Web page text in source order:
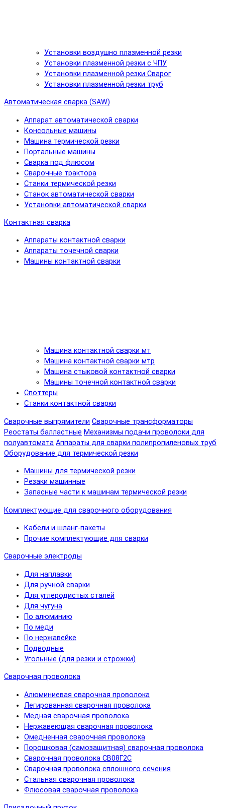
Установки воздушно плазменной резки
Установки плазменной резки с ЧПУ
Установки плазменной резки Сварог
Установки плазменной резки труб
Автоматическая сварка (SAW)
Аппарат автоматической сварки
Консольные машины
Машина термической резки
Портальные машины
Сварка под флюсом
Сварочные трактора
Станки термической резки
Станок автоматической сварки
Установки автоматической сварки
Контактная сварка
Аппараты контактной сварки
Аппараты точечной сварки
Машины контактной сварки
Машина контактной сварки мт
Машина контактной сварки мтр
Машина стыковой контактной сварки
Машины точечной контактной сварки
Споттеры
Станки контактной сварки
Сварочные выпрямители Сварочные трансформаторы
Реостаты балластные Механизмы подачи проволоки для
полуавтомата Аппараты для сварки полипропиленовых труб
Оборудование для термической резки
Машины для термической резки
Резаки машинные
Запасные части к машинам термической резки
Комплектующие для сварочного оборудования
Кабели и шланг-пакеты
Прочие комплектующие для сварки
Сварочные электроды
Для наплавки
Для ручной сварки
Для углеродистых сталей
Для чугуна
По алюминию
По меди
По нержавейке
Подводные
Угольные (для резки и строжки)
Сварочная проволока
Алюминиевая сварочная проволока
Легированная сварочная проволока
Медная сварочная проволока
Нержавеющая сварочная проволока
Омедненная сварочная проволока
Порошковая (самозащитная) сварочная проволока
Сварочная проволока СВ08Г2С
Сварочная проволока сплошного сечения
Стальная сварочная проволока
Флюсовая сварочная проволока